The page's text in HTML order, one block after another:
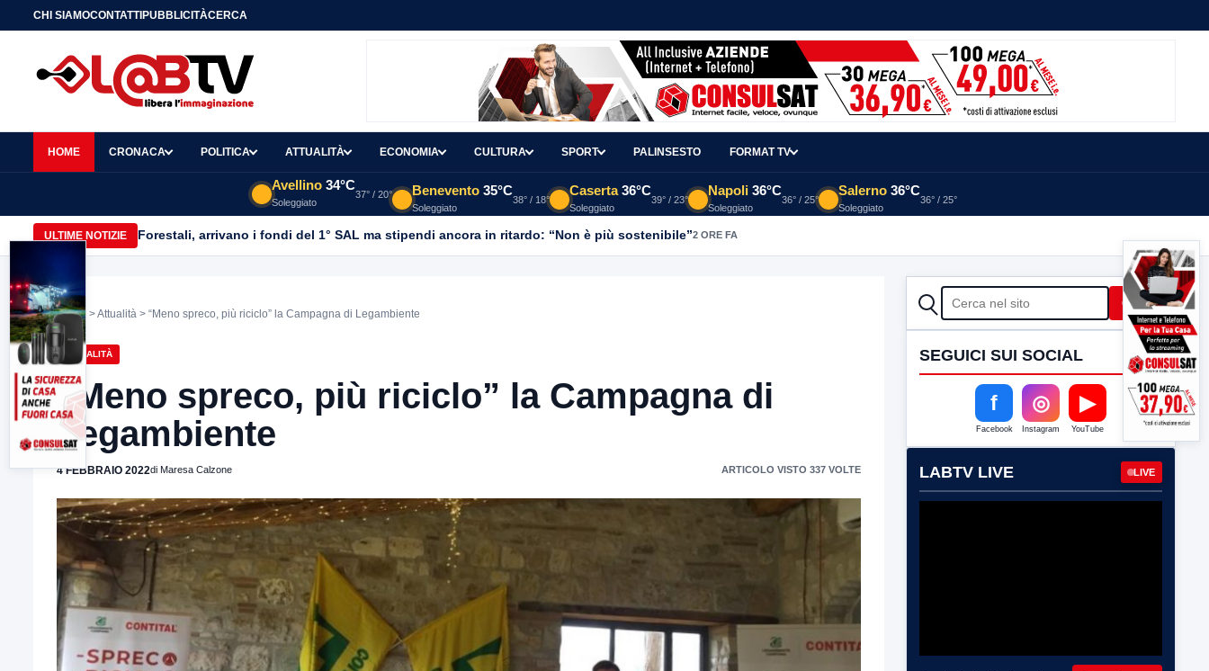
CHI SIAMOCONTATTIPUBBLICITÀCERCA
HOME CRONACA POLITICA ATTUALITÀ ECONOMIA CULTURA SPORT PALINSESTO FORMAT TV
Avellino 34°C
Soleggiato
37° / 20° Benevento 35°C
Soleggiato
38° / 18°
Caserta 36°C
Soleggiato
39° / 23°
Napoli 36°C
Soleggiato
36° / 25°
Salerno 36°C
Soleggiato
36° / 25°
ULTIME NOTIZIE Forestali, arrivano i fondi del 1° SAL ma stipendi ancora in ritardo: “Non è più sostenibile”2 ORE FA
Home >Attualità > “Meno spreco, più riciclo” la Campagna di Legambiente
ATTUALITÀ
“Meno spreco, più riciclo” la Campagna di
Legambiente
4 FEBBRAIO 2022di Maresa Calzone ARTICOLO VISTO 337 VOLTE
CERCA Cerca
SEGUICI SUI SOCIAL
f
Facebook
◎
Instagram
▶
YouTube
LABTV LIVE LIVE